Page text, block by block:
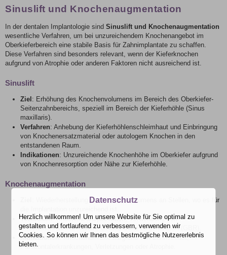
Sinuslift und Knochenaugmentation
In der dentalen Implantologie sind Sinuslift und Knochenaugmentation
wesentliche Verfahren, um bei unzureichendem Knochenangebot im
Oberkieferbereich eine stabile Basis für Zahnimplantate zu schaffen.
Diese Verfahren sind besonders relevant, wenn der Kieferknochen
aufgrund von Atrophie oder anderen Faktoren nicht ausreichend ist.
Sinuslift
Ziel : Erhöhung des Knochenvolumens im Bereich des Oberkiefer-
Seitenzahnbereichs, speziell im Bereich der Kieferhöhle (Sinus
maxillaris).
Verfahren: Anhebung der Kieferhöhlenschleimhaut und Einbringung
von Knochenersatzmaterial oder autologem Knochen in den
entstandenen Raum.
Indikationen: Unzureichende Knochenhöhe im Oberkiefer aufgrund
von Knochenresorption oder Nähe zur Kieferhöhle.
Knochenaugmentation
: Wiederherstellung des Knochenvolumens an Stellen, wo es für
Techniken: Knochentransplantation, Verwendung von
Knochenersatzmaterialien, Guided Bone Regeneration (GBR).
Indikationen: Knochendefizite aufgrund von Zahnverlust,
Parodontalerkrankungen, Verletzungen oder Atrophie.
Datenschutz
Herzlich willkommen! Um unsere Website für Sie optimal zu
gestalten und fortlaufend zu verbessern, verwenden wir
Cookies. So können wir Ihnen das bestmögliche Nutzererlebnis
bieten.